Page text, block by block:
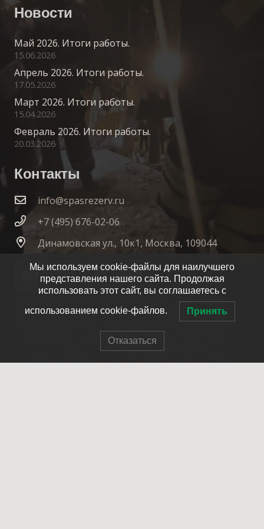
Новости
Май 2026. Итоги работы.
15.06.2026
Апрель 2026. Итоги работы.
17.05.2026
Март 2026. Итоги работы.
15.04.2026
Февраль 2026. Итоги работы.
20.03.2026
Контакты
info@spasrezerv.ru
+7 (495) 676-02-06
Динамовская ул., 10к1, Москва, 109044
Мы используем cookie-файлы для наилучшего
представления нашего сайта. Продолжая
использовать этот сайт, вы соглашаетесь с
использованием cookie-файлов. Принять
Отказаться